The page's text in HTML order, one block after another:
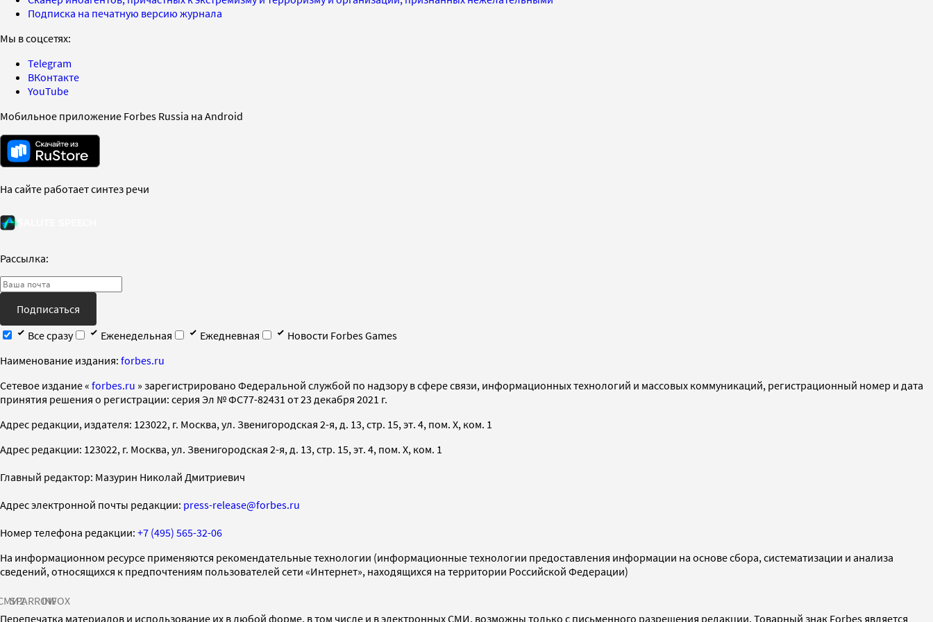
Подписка на печатную версию журнала
Мы в соцсетях:
Telegram
ВКонтакте
YouTube
Мобильное приложение Forbes Russia на Android
На сайте работает синтез речи
Рассылка:
Подписаться
Все сразу
Еженедельная Ежедневная
Новости Forbes Games
Наименование издания: forbes.ru
Cетевое издание « forbes.ru » зарегистрировано Федеральной службой по надзору в сфере связи, информационных технологий и массовых коммуникаций, регистрационный номер и дата
принятия решения о регистрации: серия Эл № ФС77-82431 от 23 декабря 2021 г.
Адрес редакции, издателя: 123022, г. Москва, ул. Звенигородская 2-я, д. 13, стр. 15, эт. 4, пом. X, ком. 1
Адрес редакции: 123022, г. Москва, ул. Звенигородская 2-я, д. 13, стр. 15, эт. 4, пом. X, ком. 1
Главный редактор: Мазурин Николай Дмитриевич
Адрес электронной почты редакции: press-release@forbes.ru
Номер телефона редакции: +7 (495) 565-32-06
На информационном ресурсе применяются рекомендательные технологии (информационные технологии предоставления информации на основе сбора, систематизации и анализа
сведений, относящихся к предпочтениям пользователей сети «Интернет», находящихся на территории Российской Федерации)
SPARROWINFOX
Перепечатка материалов и использование их в любой форме, в том числе и в электронных СМИ, возможны только с письменного разрешения редакции. Товарный знак Forbes является